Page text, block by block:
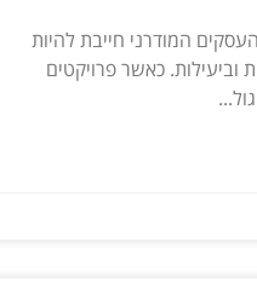
המודרני חייבת להיות
וביעילות. כאשר פרויקטים